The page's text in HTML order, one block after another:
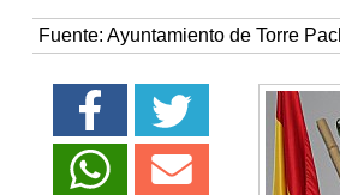
Fuente: Ayuntamiento de Torre